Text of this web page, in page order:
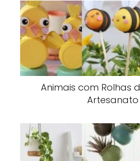
Animais com Rolhas
Artesanato